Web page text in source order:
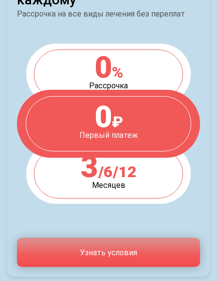
Рассрочка на все виды лечения без переплат
0%
Рассрочка
0₽
Первый платеж
3/6/12
Месяцев
Узнать условия